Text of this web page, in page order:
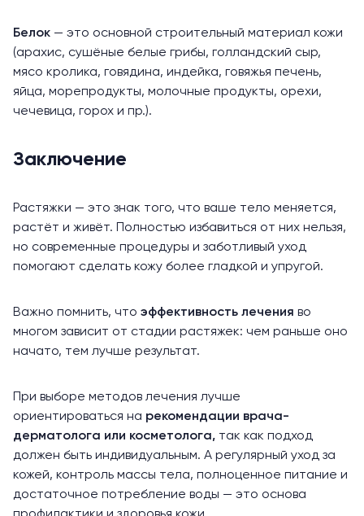
Белок — это основной строительный материал кожи
(арахис, сушёные белые грибы, голландский сыр,
мясо кролика, говядина, индейка, говяжья печень,
яйца, морепродукты, молочные продукты, орехи,
чечевица, горох и пр.).
Заключение
Растяжки — это знак того, что ваше тело меняется,
растёт и живёт. Полностью избавиться от них нельзя,
но современные процедуры и заботливый уход
помогают сделать кожу более гладкой и упругой.
Важно помнить, что эффективность лечения во
многом зависит от стадии растяжек: чем раньше оно
начато, тем лучше результат.
При выборе методов лечения лучше
ориентироваться на рекомендации врача-
дерматолога или косметолога, так как подход
должен быть индивидуальным. А регулярный уход за
кожей, контроль массы тела, полноценное питание и
достаточное потребление воды — это основа